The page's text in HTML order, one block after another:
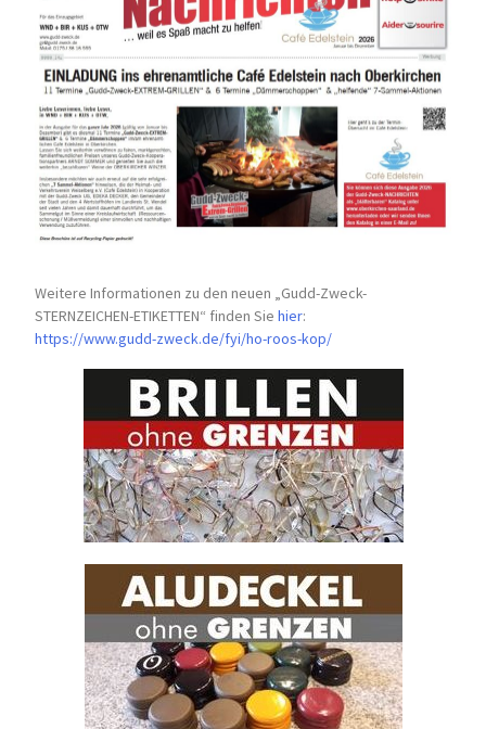
Weitere Informationen zu den neuen „Gudd-Zweck-
STERNZEICHEN-ETIKETTEN“ finden Siehier:
https://www.gudd-zweck.de/fyi/ho-roos-kop/